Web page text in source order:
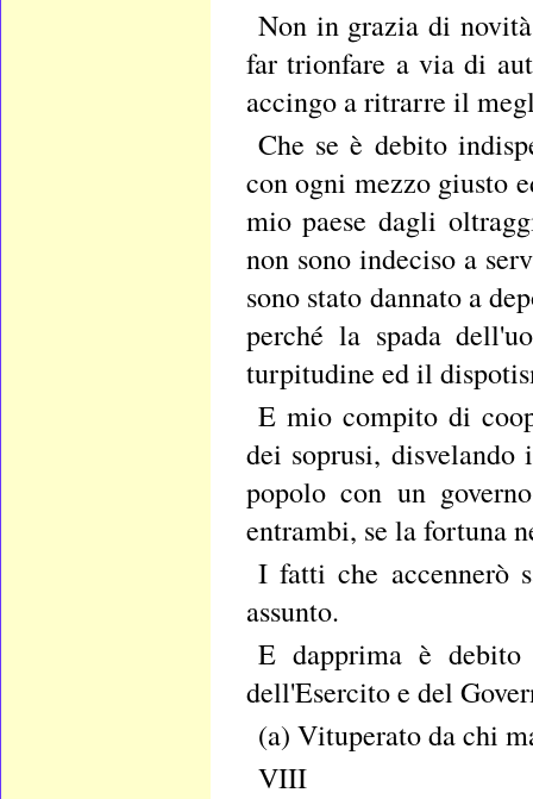
Non in grazia di
far trionfare a via di
accingo a ritrarre il
Che se è debito
con ogni mezzo giusto
mio paese dagli
non sono indeciso a
sono stato dannato a
perché la spada
turpitudine ed il
E mio compito di
dei soprusi,
popolo con un
entrambi, se la fortuna
I fatti che accennerò
assunto.
E dapprima è
dell'Esercito e del
(a) Vituperato da chi
VIII